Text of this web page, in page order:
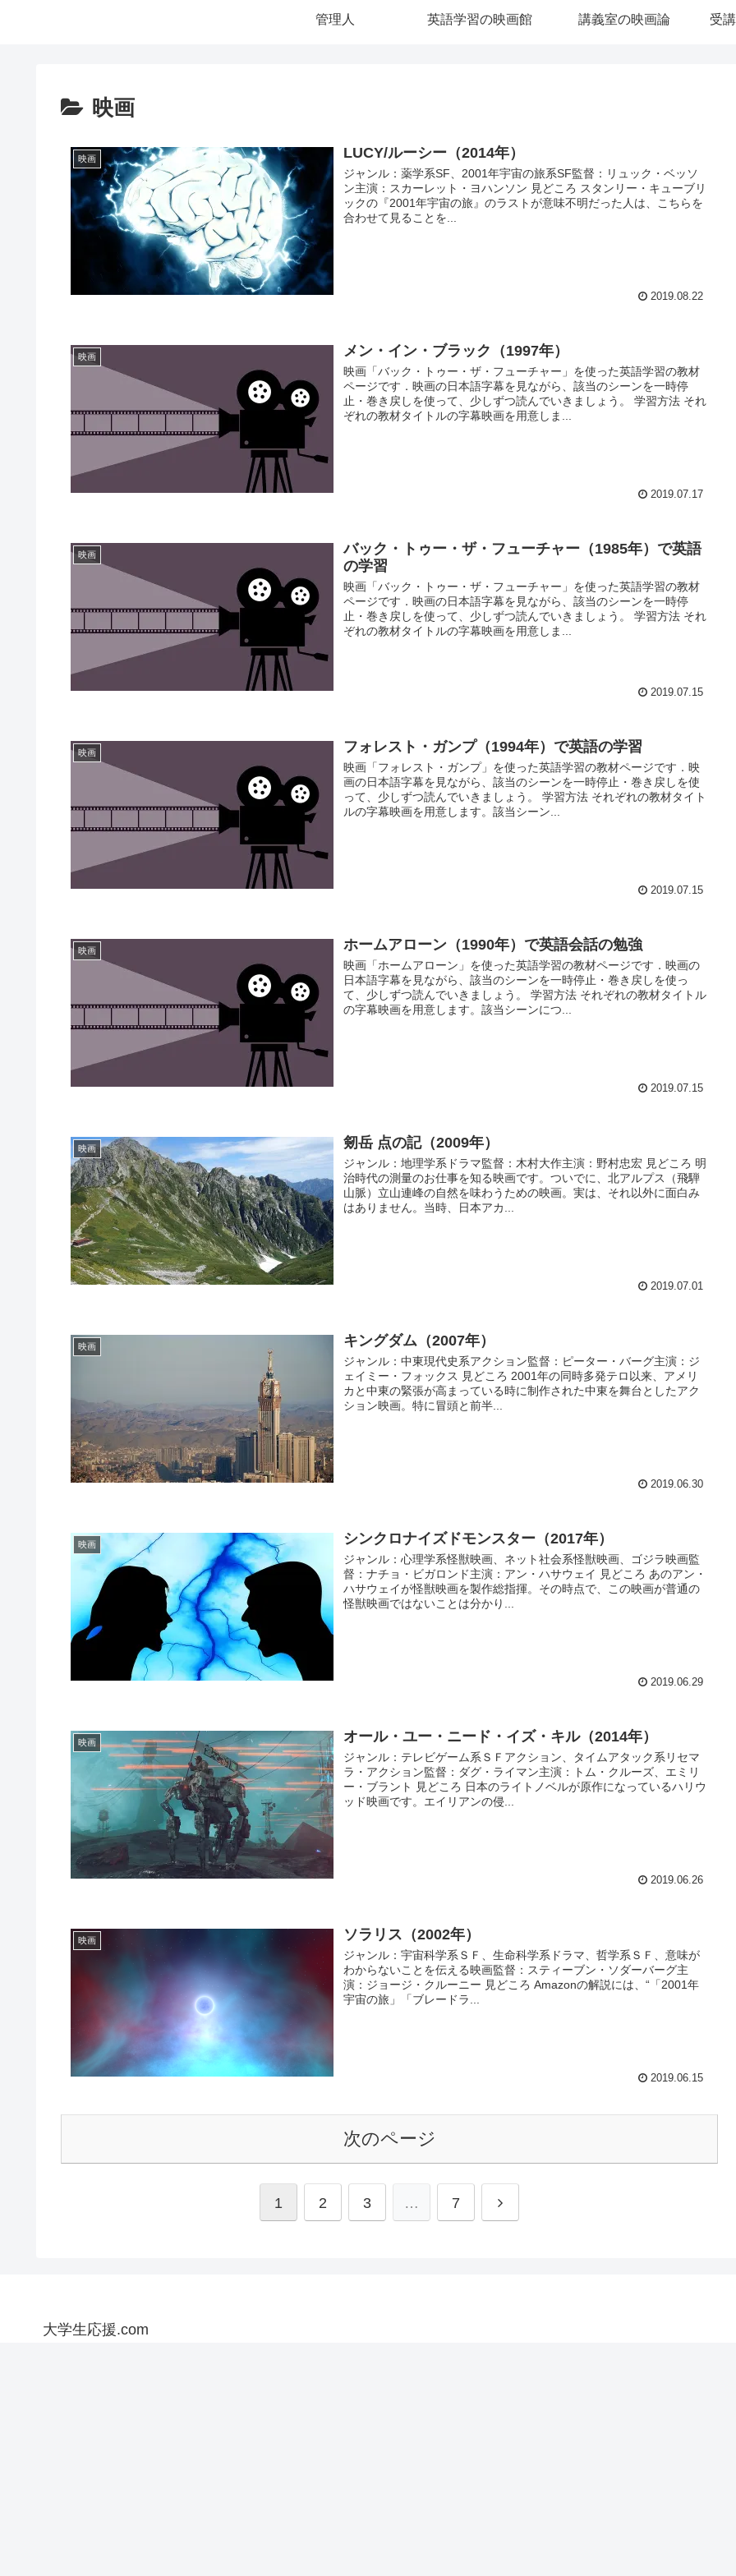
管理人 英語学習の映画館 講義室の映画論 受
映画
映画 LUCY/ルーシー（2014年）
ジャンル：薬学系SF、2001年宇宙の旅系SF監督：リュック・ベッソ
ン主演：スカーレット・ヨハンソン 見どころ スタンリー・キューブリ
ックの『2001年宇宙の旅』のラストが意味不明だった人は、こちらを
合わせて見ることを...
2019.08.22
映画 メン・イン・ブラック（1997年）
映画「バック・トゥー・ザ・フューチャー」を使った英語学習の教材
ページです．映画の日本語字幕を見ながら、該当のシーンを一時停
止・巻き戻しを使って、少しずつ読んでいきましょう。 学習方法 それ
ぞれの教材タイトルの字幕映画を用意しま...
2019.07.17
映画
バック・トゥー・ザ・フューチャー（1985年）で英語
の学習
映画「バック・トゥー・ザ・フューチャー」を使った英語学習の教材
ページです．映画の日本語字幕を見ながら、該当のシーンを一時停
止・巻き戻しを使って、少しずつ読んでいきましょう。 学習方法 それ
ぞれの教材タイトルの字幕映画を用意しま...
2019.07.15
映画 フォレスト・ガンプ（1994年）で英語の学習
映画「フォレスト・ガンプ」を使った英語学習の教材ページです．映
画の日本語字幕を見ながら、該当のシーンを一時停止・巻き戻しを使
って、少しずつ読んでいきましょう。 学習方法 それぞれの教材タイト
ルの字幕映画を用意します。該当シーン...
2019.07.15
映画 ホームアローン（1990年）で英語会話の勉強
映画「ホームアローン」を使った英語学習の教材ページです．映画の
日本語字幕を見ながら、該当のシーンを一時停止・巻き戻しを使っ
て、少しずつ読んでいきましょう。 学習方法 それぞれの教材タイトル
の字幕映画を用意します。該当シーンにつ...
2019.07.15
映画 剱岳 点の記（2009年）
ジャンル：地理学系ドラマ監督：木村大作主演：野村忠宏 見どころ 明
治時代の測量のお仕事を知る映画です。ついでに、北アルプス（飛騨
山脈）立山連峰の自然を味わうための映画。実は、それ以外に面白み
はありません。当時、日本アカ...
2019.07.01
映画 キングダム（2007年）
ジャンル：中東現代史系アクション監督：ピーター・バーグ主演：ジ
ェイミー・フォックス 見どころ 2001年の同時多発テロ以来、アメリ
カと中東の緊張が高まっている時に制作された中東を舞台としたアク
ション映画。特に冒頭と前半...
2019.06.30
映画 シンクロナイズドモンスター（2017年）
ジャンル：心理学系怪獣映画、ネット社会系怪獣映画、ゴジラ映画監
督：ナチョ・ビガロンド主演：アン・ハサウェイ 見どころ あのアン・
ハサウェイが怪獣映画を製作総指揮。その時点で、この映画が普通の
怪獣映画ではないことは分かり...
2019.06.29
映画 オール・ユー・ニード・イズ・キル（2014年）
ジャンル：テレビゲーム系ＳＦアクション、タイムアタック系リセマ
ラ・アクション監督：ダグ・ライマン主演：トム・クルーズ、エミリ
ー・ブラント 見どころ 日本のライトノベルが原作になっているハリウ
ッド映画です。エイリアンの侵...
2019.06.26
映画 ソラリス（2002年）
ジャンル：宇宙科学系ＳＦ、生命科学系ドラマ、哲学系ＳＦ、意味が
わからないことを伝える映画監督：スティーブン・ソダーバーグ主
演：ジョージ・クルーニー 見どころ Amazonの解説には、“「2001年
宇宙の旅」「ブレードラ...
2019.06.15
次のページ
1 2 3 … 7
大学生応援.com